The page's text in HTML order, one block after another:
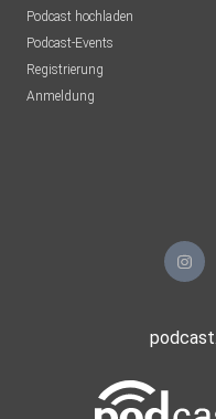
Podcast hochladen
Podcast-Events
Registrierung
Anmeldung